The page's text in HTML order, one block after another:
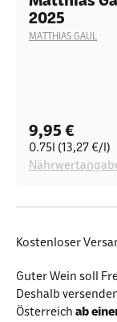
2025
MATTHIAS GAUL
Angebot
9,95 €
0.75l (13,27 €/l)
Kostenloser
Guter Wein soll
Deshalb
Österreich ab